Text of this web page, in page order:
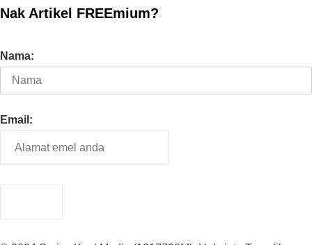
Nak Artikel FREEmium?
Nama:
Email: